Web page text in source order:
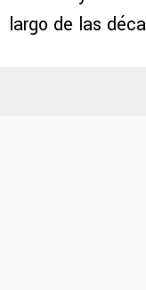
subrayando el
largo de las